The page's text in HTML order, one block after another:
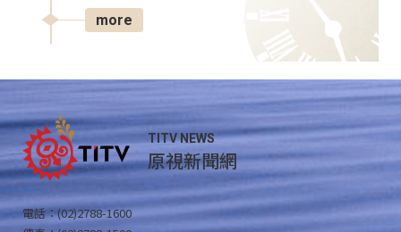
more
TITV NEWS
原視新聞網
電話：(02)2788-1600